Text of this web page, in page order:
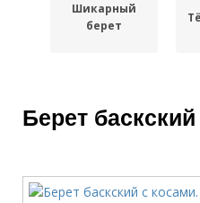
Шикарный
берет
Берет